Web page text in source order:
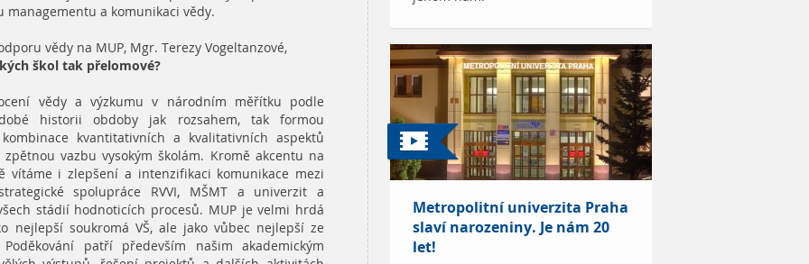
managementu a komunikaci vědy.
vědy na MUP, Mgr. Terezy Vogeltanzové,
škol tak přelomové?
vědy a výzkumu v národním měřítku podle
historii obdoby jak rozsahem, tak formou
kvantitativních a kvalitativních aspektů
vazbu vysokým školám. Kromě akcentu na
vítáme i zlepšení a intenzifikaci komunikace mezi
spolupráce RVVI, MŠMT a univerzit a
stádií hodnoticích procesů. MUP je velmi hrdá
nejlepší soukromá VŠ, ale jako vůbec nejlepší ze
patří především našim akademickým
Metropolitní univerzita Praha
slaví narozeniny. Je nám 20
let!